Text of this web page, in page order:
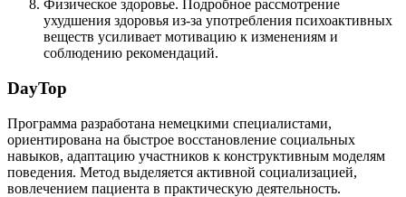
Физическое здоровье. Подробное рассмотрение
ухудшения здоровья из-за употребления психоактивных
веществ усиливает мотивацию к изменениям и
соблюдению рекомендаций.
DayTop
Программа разработана немецкими специалистами,
ориентирована на быстрое восстановление социальных
навыков, адаптацию участников к конструктивным моделям
поведения. Метод выделяется активной социализацией,
вовлечением пациента в практическую деятельность.